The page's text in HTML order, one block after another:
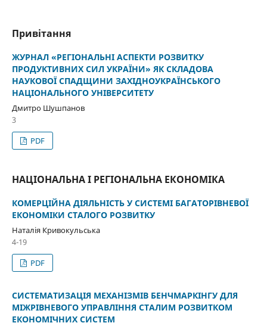
Привітання
ЖУРНАЛ «РЕГІОНАЛЬНІ АСПЕКТИ РОЗВИТКУ
ПРОДУКТИВНИХ СИЛ УКРАЇНИ» ЯК СКЛАДОВА
НАУКОВОЇ СПАДЩИНИ ЗАХІДНОУКРАЇНСЬКОГО
НАЦІОНАЛЬНОГО УНІВЕРСИТЕТУ
Дмитро Шушпанов
3
PDF
НАЦІОНАЛЬНА І РЕГІОНАЛЬНА ЕКОНОМІКА
КОМЕРЦІЙНА ДІЯЛЬНІСТЬ У СИСТЕМІ БАГАТОРІВНЕВОЇ
ЕКОНОМІКИ СТАЛОГО РОЗВИТКУ
Наталія Кривокульська
4-19
PDF
СИСТЕМАТИЗАЦІЯ МЕХАНІЗМІВ БЕНЧМАРКІНГУ ДЛЯ
МІЖРІВНЕВОГО УПРАВЛІННЯ СТАЛИМ РОЗВИТКОМ
ЕКОНОМІЧНИХ СИСТЕМ